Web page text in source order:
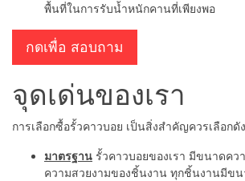
พื้นที่ในการรับน้ำหนักคานที่เพียงพอ
กดเพื่อ สอบถาม
จุดเด่นของเรา
การเลือกซื้อรั้วคาวบอย เป็นสิ่งสำคัญควรเลือกดั
มาตรฐาน รั้วคาวบอยของเรา มีขนาดคว
ความสวยงามของชิ้นงาน ทุกชิ้นงานมีขน